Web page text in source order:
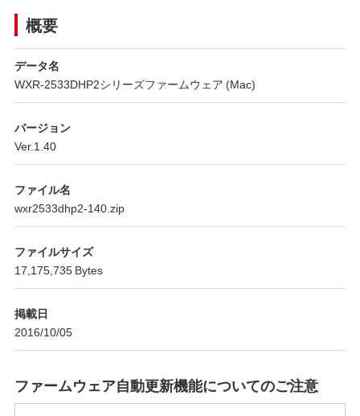
概要
データ名
WXR-2533DHP2シリーズファームウェア (Mac)
バージョン
Ver.1.40
ファイル名
wxr2533dhp2-140.zip
ファイルサイズ
17,175,735 Bytes
掲載日
2016/10/05
ファームウェア自動更新機能についてのご注意